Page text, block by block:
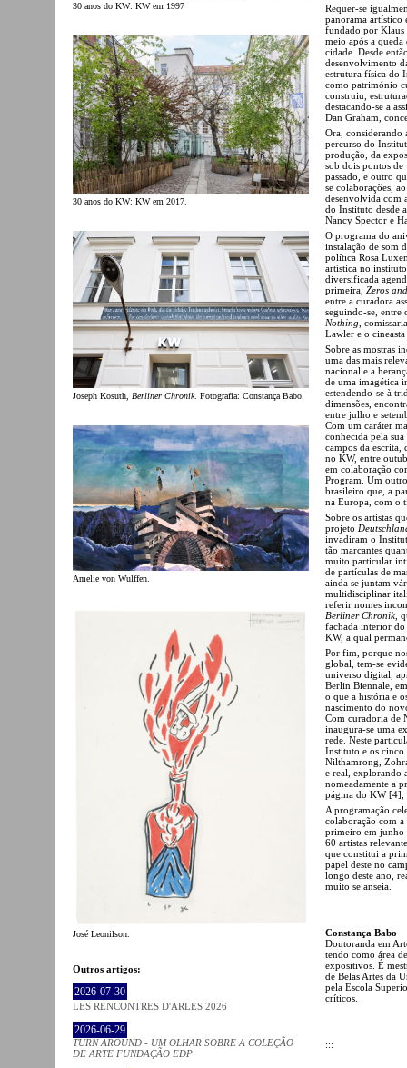
30 anos do KW: KW em 1997
30 anos do KW: KW em 2017.
Joseph Kosuth, Berliner Chronik. Fotografia: Constança Babo.
Amelie von Wulffen.
José Leonilson.
Outros artigos:
2026-07-30
LES RENCONTRES D'ARLES 2026
2026-06-29
TURN AROUND - UM OLHAR SOBRE A COLEÇÃO
DE ARTE FUNDAÇÃO EDP
Requer-se
panorama artístico
fundado por Klaus
meio após a
cidade. Desde
desenvolvimento
estrutura física do
como património
construiu,
destacando-se a
Dan Graham,
Ora, considerando
percurso do
produção, da
sob dois pontos de
passado, e outro
se colaborações,
desenvolvida com
do Instituto desde
Nancy Spector e
O programa do
instalação de som
política Rosa
artística no
diversificada
primeira, Zeros
entre a curadora
seguindo-se,
Nothing ,
Lawler e o
Sobre as mostras
uma das mais
nacional e a
de uma imagética
estendendo-se à
dimensões,
entre julho e
Com um caráter
conhecida pela
campos da escrita,
no KW, entre
em colaboração
Program. Um
brasileiro que, a
na Europa, com o
Sobre os artistas
projeto
invadiram o
tão marcantes
muito particular
de partículas de
ainda se juntam
multidisciplinar
referir nomes
Berliner Chronik ,
fachada interior do
KW, a qual
Por fim, porque
global, tem-se
universo digital,
Berlin Biennale,
o que a história e
nascimento do
Com curadoria de
inaugura-se uma
rede. Neste
Instituto e os cinco
Nilthamrong,
e real, explorando
nomeadamente a
página do KW [4],
A programação
colaboração com
primeiro em junho
60 artistas
que constitui a
papel deste no
longo deste ano,
muito se anseia.
Constança Babo
Doutoranda em
tendo como área
expositivos. É
de Belas Artes da
pela Escola
críticos.
:::